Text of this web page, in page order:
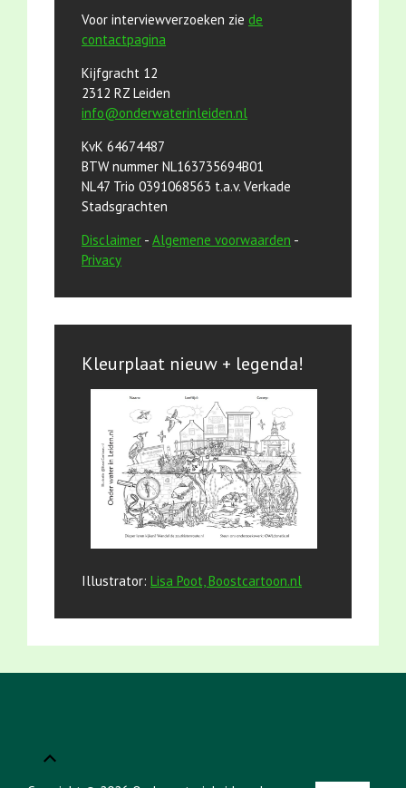
Voor interviewverzoeken zie de
contactpagina
Kijfgracht 12
2312 RZ Leiden
info@onderwaterinleiden.nl
KvK 64674487
BTW nummer NL163735694B01
NL47 Trio 0391068563 t.a.v. Verkade
Stadsgrachten
Disclaimer - Algemene voorwaarden -
Privacy
Kleurplaat nieuw + legenda!
Illustrator: Lisa Poot, Boostcartoon.nl